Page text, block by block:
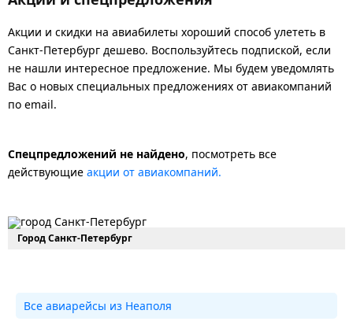
Акции и скидки на авиабилеты хороший способ улететь в
Санкт-Петербург дешево. Воспользуйтесь подпиской, если
не нашли интересное предложение. Мы будем уведомлять
Вас о новых специальных предложениях от авиакомпаний
по email.
Спецпредложений не найдено, посмотреть все
действующие акции от авиакомпаний.
Город Санкт-Петербург
Все авиарейсы из Неаполя